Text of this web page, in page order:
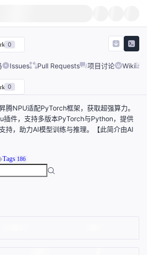
0
Issues Pull Requests 项目讨论 Wiki
0
腾NPU适配PyTorch框架，获取超强算力。
插件，支持多版本PyTorch与Python，提供
持，助力AI模型训练与推理。【此简介由AI
Tags 186